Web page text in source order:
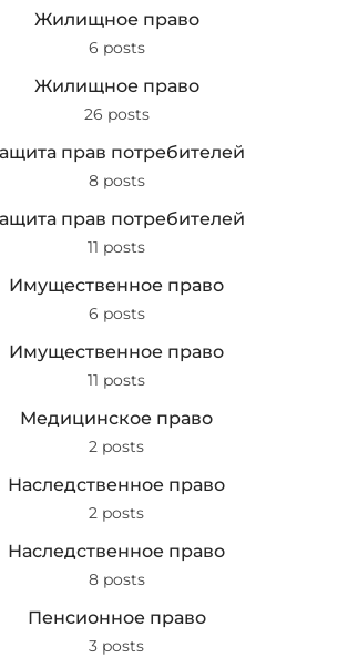
Жилищное право
6 posts
Жилищное право
26 posts
прав потребителей
8 posts
прав потребителей
11 posts
Имущественное право
6 posts
Имущественное право
11 posts
Медицинское право
2 posts
Наследственное право
2 posts
Наследственное право
8 posts
Пенсионное право
3 posts